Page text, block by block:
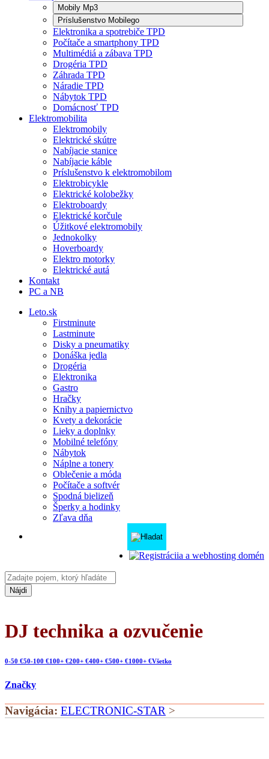
Mobily Mp3
Príslušenstvo Mobilego
Elektronika a spotrebiče TPD
Počítače a smartphony TPD
Multimédiá a zábava TPD
Drogéria TPD
Záhrada TPD
Náradie TPD
Nábytok TPD
Domácnosť TPD
Elektromobilita
Elektromobily
Elektrické skútre
Nabíjacie stanice
Nabíjacie káble
Príslušenstvo k elektromobilom
Elektrobicykle
Elektrické kolobežky
Elektroboardy
Elektrické korčule
Úžitkové elektromobily
Jednokolky
Hoverboardy
Elektro motorky
Elektrické autá
Kontakt
PC a NB
Leto.sk
Firstminute
Lastminute
Disky a pneumatiky
Donáška jedla
Drogéria
Elektronika
Gastro
Hračky
Knihy a papiernictvo
Kvety a dekorácie
Lieky a doplnky
Mobilné telefóny
Nábytok
Náplne a tonery
Oblečenie a móda
Počítače a softvér
Spodná bielizeň
Šperky a hodinky
Zľava dňa
Nájdi
DJ technika a ozvučenie
0-50 €50-100 €100+ €200+ €400+ €500+ €1000+ €Všetko
Značky
Navigácia: ELECTRONIC-STAR >